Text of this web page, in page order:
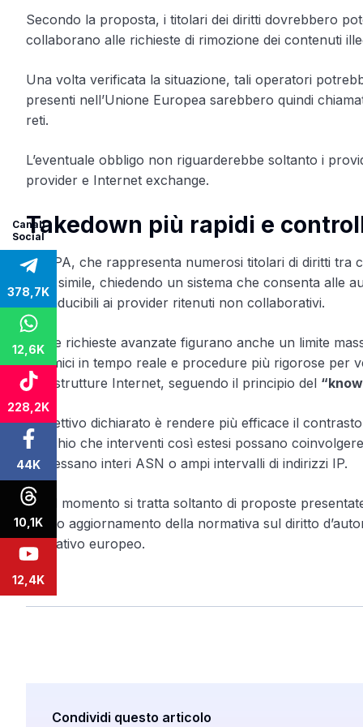
Canali
Social
378,7K
12,6K
228,2K
44K
10,1K
12,4K
Secondo la proposta, i titolari dei diritti dovrebbero
collaborano alle richieste di rimozione dei contenuti
Una volta verificata la situazione, tali operatori
presenti nell’Unione Europea sarebbero quindi
reti.
L’eventuale obbligo non riguarderebbe soltanto i
provider e Internet exchange.
Takedown più rapidi e
L’AAPA, che rappresenta numerosi titolari di diritti tra
linea simile, chiedendo un sistema che consenta alle
riconducibili ai provider ritenuti non collaborativi.
Tra le richieste avanzate figurano anche un limite
dinamici in tempo reale e procedure più rigorose per
infrastrutture Internet, seguendo il principio del
L’obiettivo dichiarato è rendere più efficace il
il rischio che interventi così estesi possano
interessano interi ASN o ampi intervalli di indirizzi IP.
Per il momento si tratta soltanto di proposte
futuro aggiornamento della normativa sul diritto
legislativo europeo.
Condividi questo articolo